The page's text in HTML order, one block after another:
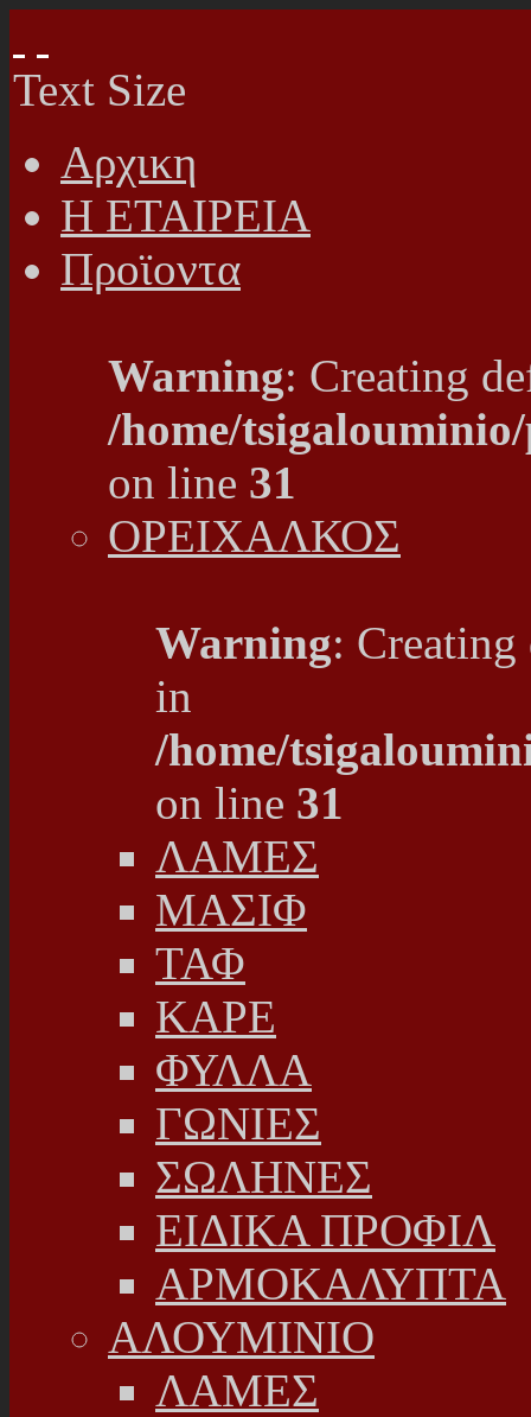
Text Size
Αρχικη
Η ΕΤΑΙΡΕΙΑ
Προϊοντα
Warning: Creating
/home/
on line 31
ΟΡΕΙΧΑΛΚΟΣ
Warning:
in
/home/
on line 31
ΛΑΜΕΣ
ΜΑΣΙΦ
ΤΑΦ
ΚΑΡΕ
ΦΥΛΛΑ
ΓΩΝΙΕΣ
ΣΩΛΗΝΕΣ
ΕΙΔΙΚΑ ΠΡΟΦΙΛ
ΑΡΜΟΚΑΛΥΠΤΑ
ΑΛΟΥΜΙΝΙΟ
ΛΑΜΕΣ